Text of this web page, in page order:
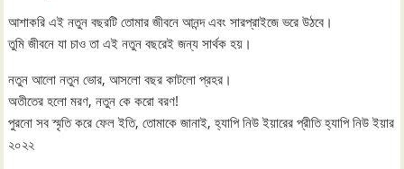
আশাকরি এই নতুন বছরটি তোমার জীবনে আনন্দ এবং সারপ্রাইজে ভরে উঠবে।
তুমি জীবনে যা চাও তা এই নতুন বছরেই জন্য সার্থক হয়।
নতুন আলো নতুন ভোর, আসলো বছর কাটলো প্রহর।
অতীতের হলো মরণ, নতুন কে করো বরণ!
পুরনো সব স্মৃতি করে ফেল ইতি, তোমাকে জানাই, হ্যাপি নিউ ইয়ারের প্রীতি হ্যাপি নিউ ইয়ার
২০২২